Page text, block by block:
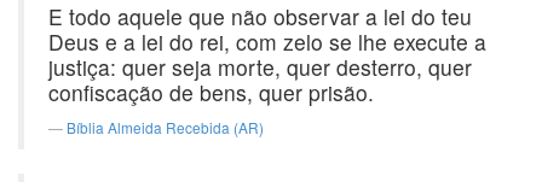
E todo aquele que não observar a lei do teu
Deus e a lei do rei, com zelo se lhe execute a
justiça: quer seja morte, quer desterro, quer
confiscação de bens, quer prisão.
Bíblia Almeida Recebida (AR)